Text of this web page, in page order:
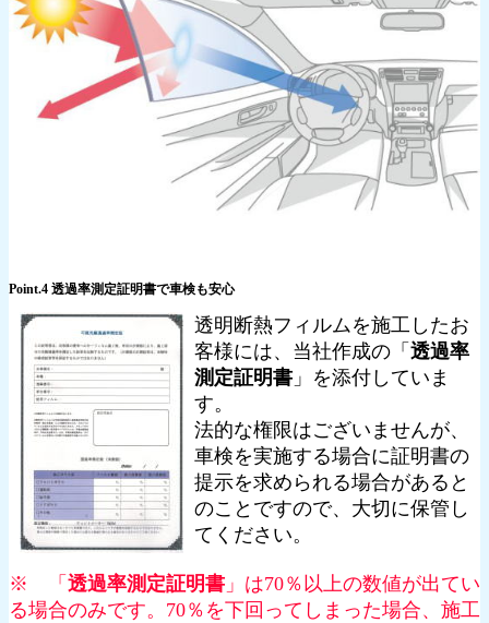
Point.4 透過率測定証明書で車検も安心
透明断熱フィルムを施工したお
客様には、当社作成の「 透過率
測定証明書 」を添付していま
す。
法的な権限はございませんが、
車検を実施する場合に証明書の
提示を求められる場合があると
のことですので、大切に保管し
てください。
※ 「 透過率測定証明書 」は70％以上の数値が出てい
る場合のみです。70％を下回ってしまった場合、施工